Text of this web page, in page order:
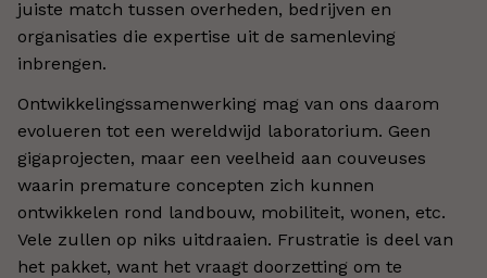
juiste match tussen overheden, bedrijven en
organisaties die expertise uit de samenleving
inbrengen.
Ontwikkelingssamenwerking mag van ons daarom
evolueren tot een wereldwijd laboratorium. Geen
gigaprojecten, maar een veelheid aan couveuses
waarin premature concepten zich kunnen
ontwikkelen rond landbouw, mobiliteit, wonen, etc.
Vele zullen op niks uitdraaien. Frustratie is deel van
het pakket, want het vraagt doorzetting om te